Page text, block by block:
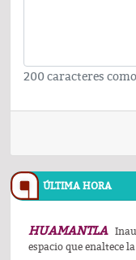
200 caracteres
ÚLTIMA HORA
HUAMANTLA
espacio que enaltece